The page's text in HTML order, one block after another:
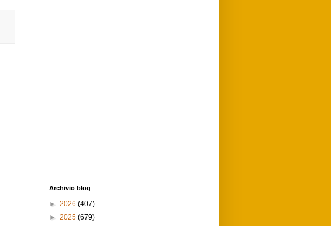
Archivio blog
► 2026 (407)
► 2025 (679)